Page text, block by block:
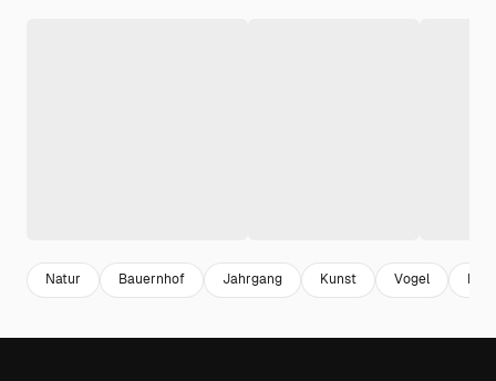
Natur Bauernhof Jahrgang Kunst Vogel